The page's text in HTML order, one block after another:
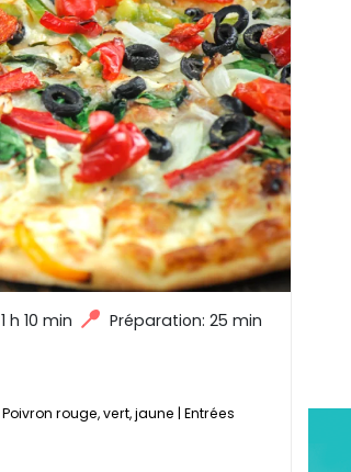
1 h 10 min
Préparation: 25 min
Poivron rouge, vert, jaune | Entrées